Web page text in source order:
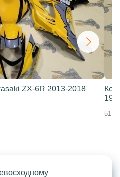
ZX-6R 2013-2018
51